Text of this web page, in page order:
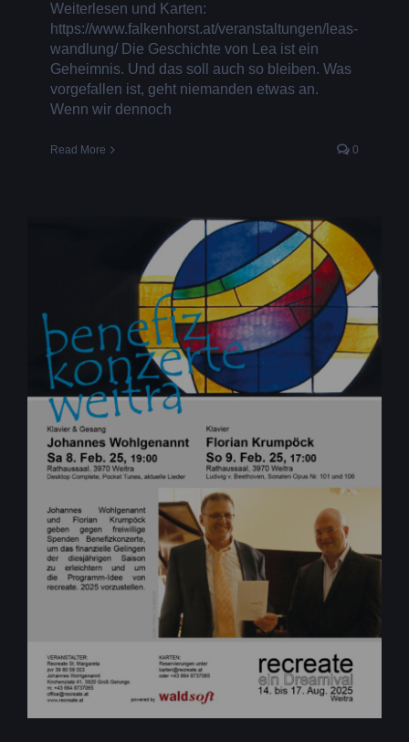
Weiterlesen und Karten:
https://www.falkenhorst.at/veranstaltungen/leas-
wandlung/ Die Geschichte von Lea ist ein
Geheimnis. Und das soll auch so bleiben. Was
vorgefallen ist, geht niemanden etwas an.
Wenn wir dennoch
Read More 0